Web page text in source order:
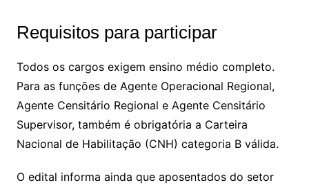
Requisitos para participar
Todos os cargos exigem ensino médio completo.
Para as funções de Agente Operacional Regional,
Agente Censitário Regional e Agente Censitário
Supervisor, também é obrigatória a Carteira
Nacional de Habilitação (CNH) categoria B válida.
O edital informa ainda que aposentados do setor